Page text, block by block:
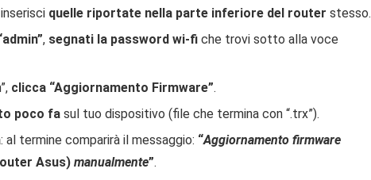
quelle riportate nella parte inferiore del router stesso.
, segnati la password wi-fi che trovi sotto alla voce
clicca “Aggiornamento Firmware”.
poco fa sul tuo dispositivo (file che termina con “.trx”).
: al termine comparirà il messaggio: “Aggiornamento firmware
Asus) manualmente”.